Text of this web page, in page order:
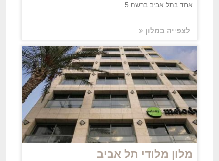
אחד בתל אביב ברשת 5 ...
לצפייה במלון
מלון מלודי תל אביב